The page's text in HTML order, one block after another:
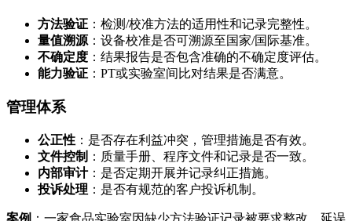
方法验证 ：检测/校准方法的适用性和记录完整性。
量值溯源 ：设备校准是否可溯源至国家/国际基准。
不确定度 ：结果报告是否包含准确的不确定度评估。
能力验证 ：PT或实验室间比对结果是否满意。
管理体系
公正性 ：是否存在利益冲突，管理措施是否有效。
文件控制 ：质量手册、程序文件和记录是否一致。
内部审计：是否定期开展并记录纠正措施。
投诉处理 ：是否有规范的客户投诉机制。
案例 ：一家食品实验室因缺少方法验证记录被要求整改，延误